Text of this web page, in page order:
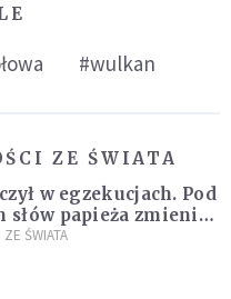
#wulkan
ZE ŚWIATA
w egzekucjach. Pod
słów papieża zmienił
ŚWIATA